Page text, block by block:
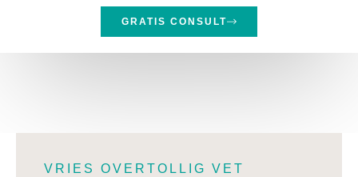
GRATIS CONSULT
VRIES OVERTOLLIG VET